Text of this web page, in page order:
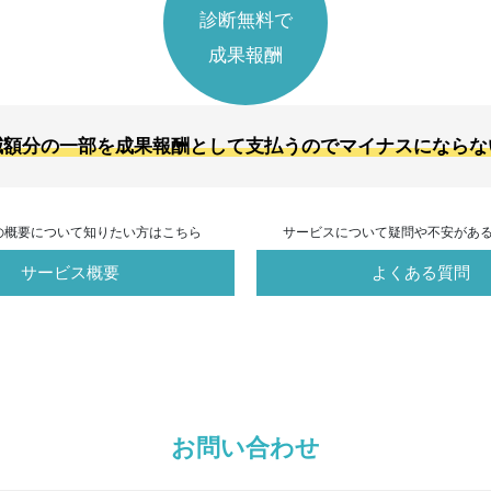
診断無料で
成果報酬
分の一部を成果報酬として支払うのでマイナスになら
概要について知りたい方はこちら
サービス概要
サービスについて疑問や不安があ
よくある質問
お問い合わせ